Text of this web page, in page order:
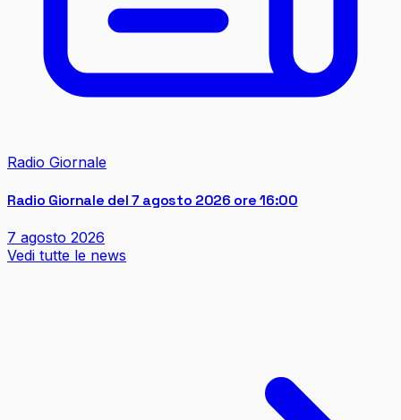
Radio Giornale
Radio Giornale del 7 agosto 2026 ore 16:00
7 agosto 2026
Vedi tutte le news